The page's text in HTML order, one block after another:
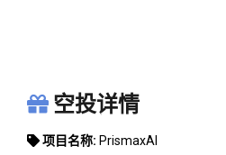
空投详情
项目名称: PrismaxAI